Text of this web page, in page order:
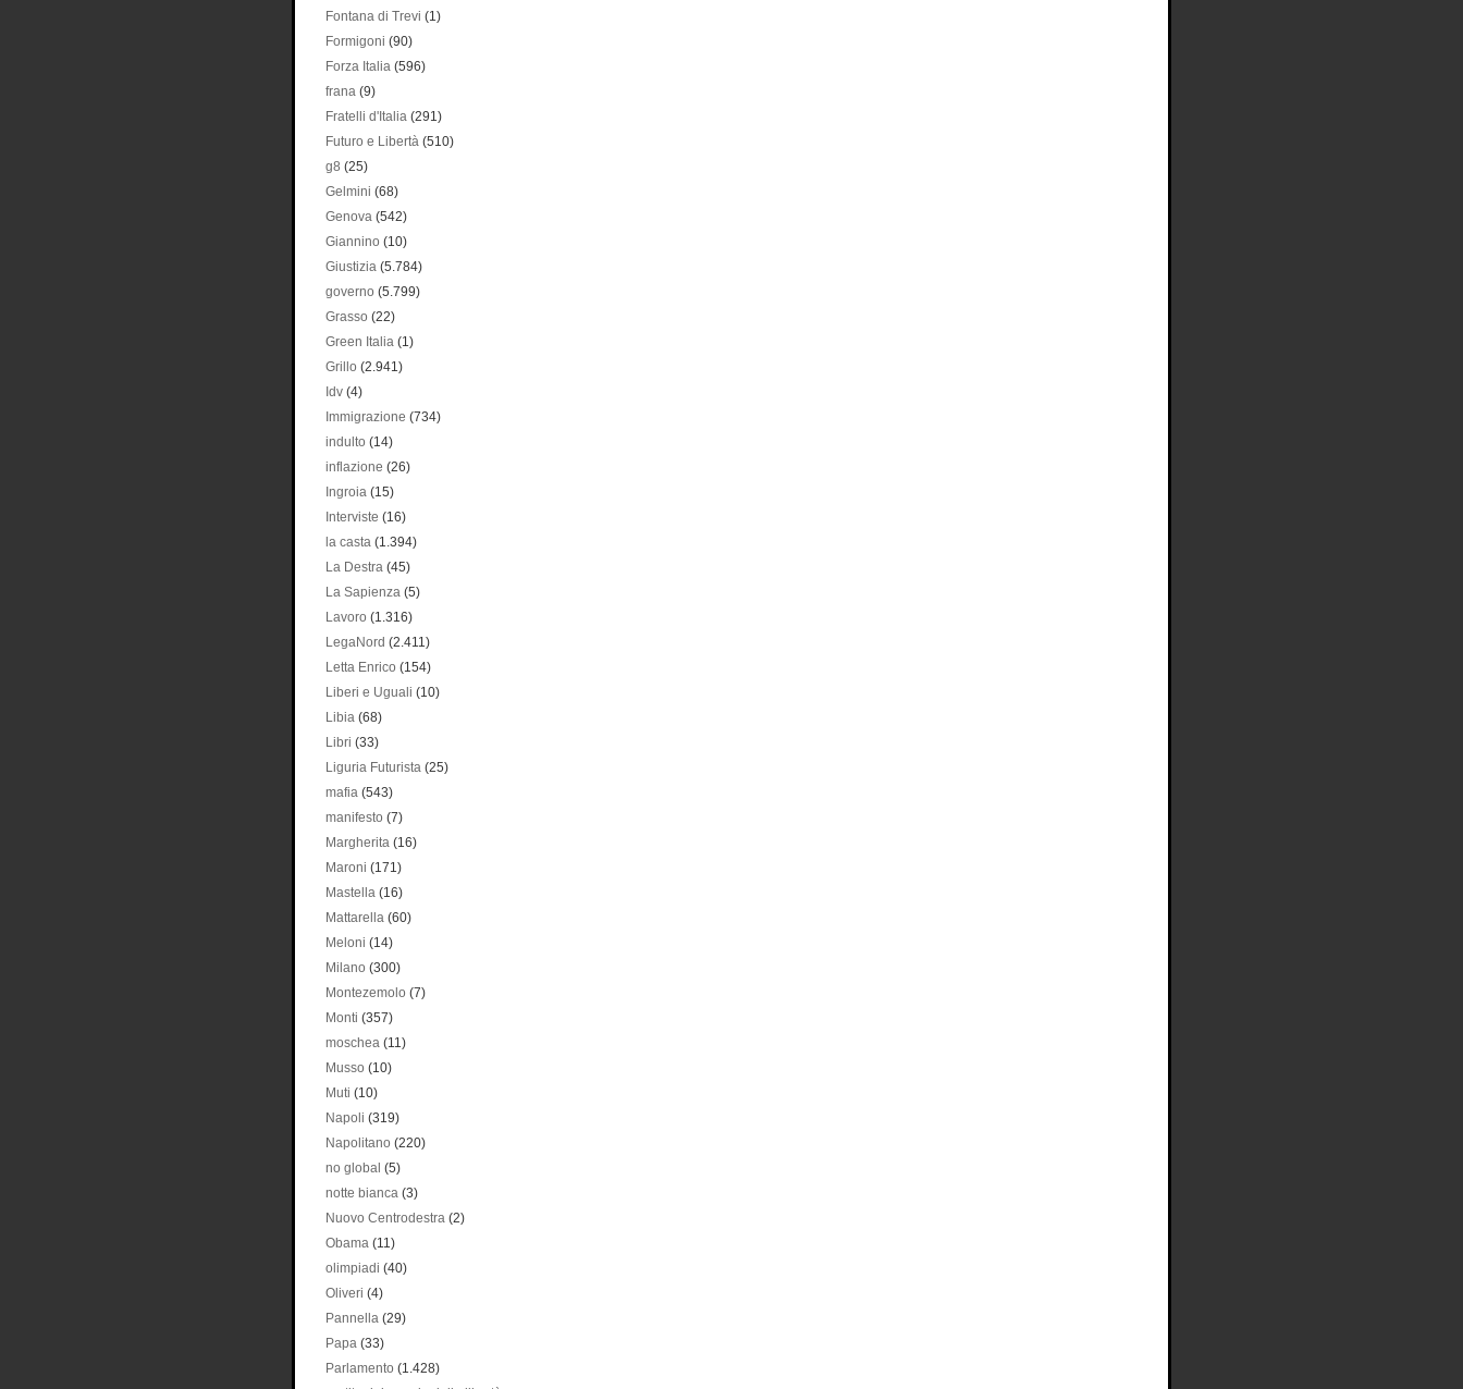
Fontana di Trevi (1)
Formigoni (90)
Forza Italia (596)
frana (9)
Fratelli d'Italia (291)
Futuro e Libertà (510)
g8 (25)
Gelmini (68)
Genova (542)
Giannino (10)
Giustizia (5.784)
governo (5.799)
Grasso (22)
Green Italia (1)
Grillo (2.941)
Idv (4)
Immigrazione (734)
indulto (14)
inflazione (26)
Ingroia (15)
Interviste (16)
la casta (1.394)
La Destra (45)
La Sapienza (5)
Lavoro (1.316)
LegaNord (2.411)
Letta Enrico (154)
Liberi e Uguali (10)
Libia (68)
Libri (33)
Liguria Futurista (25)
mafia (543)
manifesto (7)
Margherita (16)
Maroni (171)
Mastella (16)
Mattarella (60)
Meloni (14)
Milano (300)
Montezemolo (7)
Monti (357)
moschea (11)
Musso (10)
Muti (10)
Napoli (319)
Napolitano (220)
no global (5)
notte bianca (3)
Nuovo Centrodestra (2)
Obama (11)
olimpiadi (40)
Oliveri (4)
Pannella (29)
Papa (33)
Parlamento (1.428)